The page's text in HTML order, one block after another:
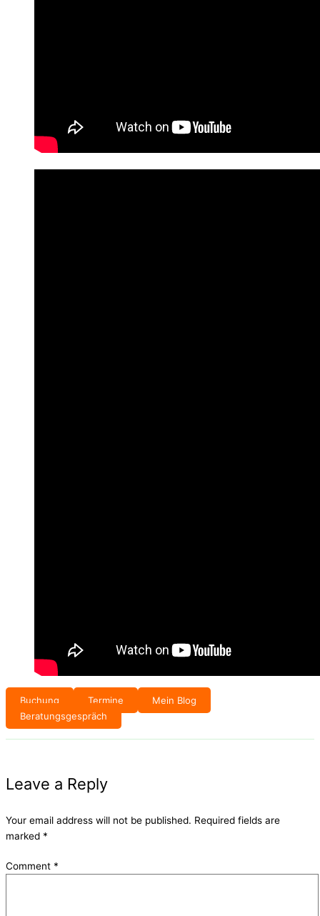
Buchung Termine
Mein Blog
Beratungsgespräch
Leave a Reply
Your email address will not be published. Required fields are
marked *
Comment *